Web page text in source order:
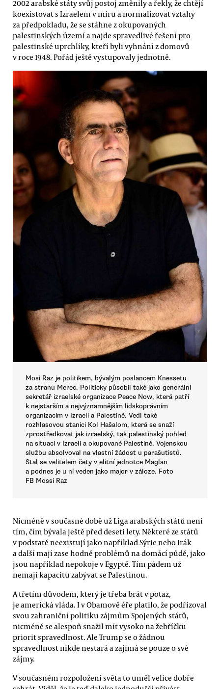
2002 arabské státy svůj postoj změnily a řekly, že chtějí
koexistovat s Izraelem v míru a normalizovat vztahy
za předpokladu, že se stáhne z okupovaných
palestinských území a najde spravedlivé řešení pro
palestinské uprchlíky, kteří byli vyhnání z domovů
v roce 1948. Pořád ještě vystupovaly jednotně.
Mosi Raz je politikem, bývalým poslancem Knessetu
za stranu Merec. Politicky působil také jako generální
sekretář izraelské organizace Peace Now, která patří
k nejstarším a nejvýznamnějším lidskoprávním
organizacím v Izraeli a Palestině. Vedl také
rozhlasovou stanici Kol Hašalom, která se snaží
zprostředkovat jak izraelský, tak palestinský pohled
na situaci v Izraeli a okupované Palestině. Vojenskou
službu absolvoval na vlastní žádost u parašutistů.
Stal se velitelem čety v elitní jednotce Maglan
a podnes je u ní veden jako major v záloze. Foto
FB Mossi Raz
Nicméně v současné době už Liga arabských států není
tím, čím bývala ještě před deseti lety. Některé ze států
v podstatě neexistují jako například Sýrie nebo Irák
a další mají zase hodně problémů na domácí půdě, jako
jsou například nepokoje v Egyptě. Tím pádem už
nemají kapacitu zabývat se Palestinou.
A třetím důvodem, který je třeba brát v potaz,
je americká vláda. I v Obamově éře platilo, že podřizoval
svou zahraniční politiku zájmům Spojených států,
nicméně se alespoň snažil mít vysoko na žebříčku
priorit spravedlnost. Ale Trump se o žádnou
spravedlnost nikde nestará a zajímá se pouze o své
zájmy.
V současném rozpoložení světa to uměl velice dobře